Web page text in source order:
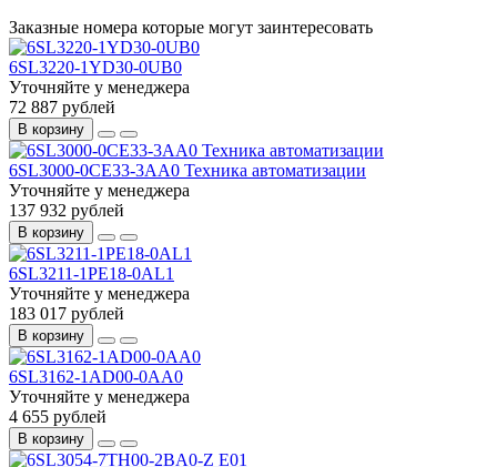
Заказные номера которые могут заинтересовать
6SL3220-1YD30-0UB0
Уточняйте у менеджера
72 887 рублей
В корзину
6SL3000-0CE33-3AA0 Техника автоматизации
Уточняйте у менеджера
137 932 рублей
В корзину
6SL3211-1PE18-0AL1
Уточняйте у менеджера
183 017 рублей
В корзину
6SL3162-1AD00-0AA0
Уточняйте у менеджера
4 655 рублей
В корзину